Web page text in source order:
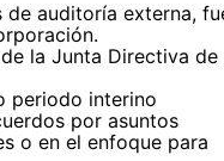
auditoría externa,
la Junta Directiva de
periodo interino
por asuntos
o en el enfoque para